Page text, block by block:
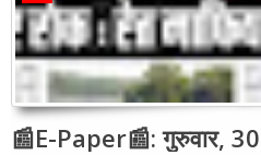
📰E-Paper📰: गुरुवार,